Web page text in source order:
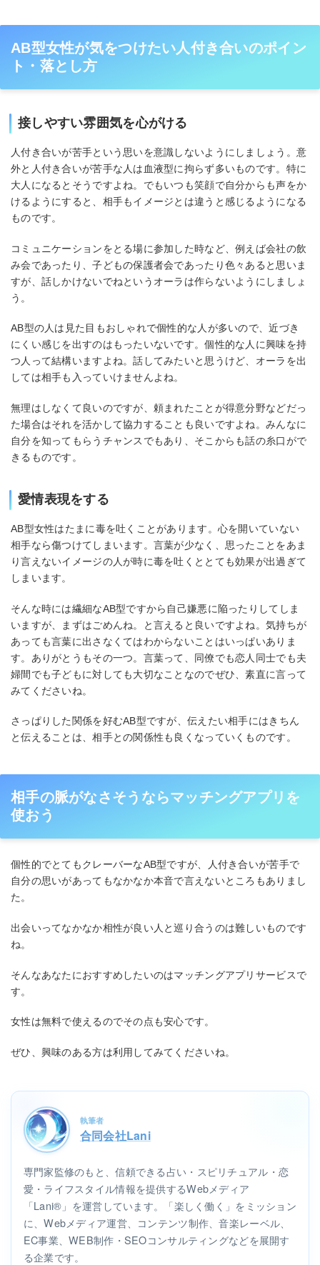
AB型女性が気をつけたい人付き合いのポイン
ト・落とし方
接しやすい雰囲気を心がける
人付き合いが苦手という思いを意識しないようにしましょう。意
外と人付き合いが苦手な人は血液型に拘らず多いものです。特に
大人になるとそうですよね。でもいつも笑顔で自分からも声をか
けるようにすると、相手もイメージとは違うと感じるようになる
ものです。
コミュニケーションをとる場に参加した時など、例えば会社の飲
み会であったり、子どもの保護者会であったり色々あると思いま
すが、話しかけないでねというオーラは作らないようにしましょ
う。
AB型の人は見た目もおしゃれで個性的な人が多いので、近づき
にくい感じを出すのはもったいないです。個性的な人に興味を持
つ人って結構いますよね。話してみたいと思うけど、オーラを出
しては相手も入っていけませんよね。
無理はしなくて良いのですが、頼まれたことが得意分野などだっ
た場合はそれを活かして協力することも良いですよね。みんなに
自分を知ってもらうチャンスでもあり、そこからも話の糸口がで
きるものです。
愛情表現をする
AB型女性はたまに毒を吐くことがあります。心を開いていない
相手なら傷つけてしまいます。言葉が少なく、思ったことをあま
り言えないイメージの人が時に毒を吐くととても効果が出過ぎて
しまいます。
そんな時には繊細なAB型ですから自己嫌悪に陥ったりしてしま
いますが、まずはごめんね。と言えると良いですよね。気持ちが
あっても言葉に出さなくてはわからないことはいっぱいありま
す。ありがとうもその一つ。言葉って、同僚でも恋人同士でも夫
婦間でも子どもに対しても大切なことなのでぜひ、素直に言って
みてくださいね。
さっぱりした関係を好むAB型ですが、伝えたい相手にはきちん
と伝えることは、相手との関係性も良くなっていくものです。
相手の脈がなさそうならマッチングアプリを
使おう
個性的でとてもクレーバーなAB型ですが、人付き合いが苦手で
自分の思いがあってもなかなか本音で言えないところもありまし
た。
出会いってなかなか相性が良い人と巡り合うのは難しいものです
ね。
そんなあなたにおすすめしたいのはマッチングアプリサービスで
す。
女性は無料で使えるのでその点も安心です。
ぜひ、興味のある方は利用してみてくださいね。
執筆者
合同会社Lani
専門家監修のもと、信頼できる占い・スピリチュアル・恋
愛・ライフスタイル情報を提供するWebメディア
「Lani®」を運営しています。「楽しく働く」をミッション
に、Webメディア運営、コンテンツ制作、音楽レーベル、
EC事業、WEB制作・SEOコンサルティングなどを展開す
る企業です。